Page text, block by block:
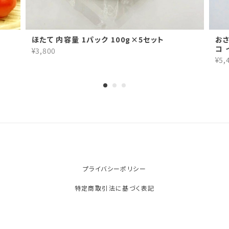
ほたて 内容量 1パック 100g×5セット
¥3,800
お
コ
プライバシーポリシー
特定商取引法に基づく表記